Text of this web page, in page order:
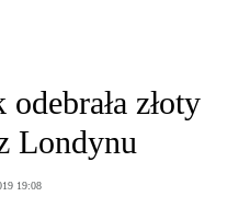
złoty
Londynu
19:08